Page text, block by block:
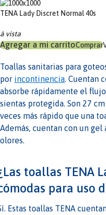
TENA Lady Discret Normal 40s
à vista
Comprar
Toallas sanitarias para
por incontinencia. Cuentan
absorbe rápidamente el
sientas protegida. Son 27
veces más rápido que una
Además, cuentan con un
olores.
toallas TENA
para uso
Estas toallas TENA